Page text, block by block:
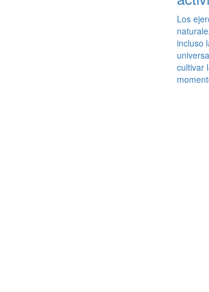
Los
incluso
cultivar